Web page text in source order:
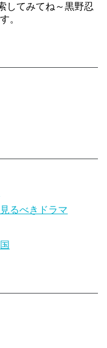
してみてね～黒野忍
。
るべきドラマ